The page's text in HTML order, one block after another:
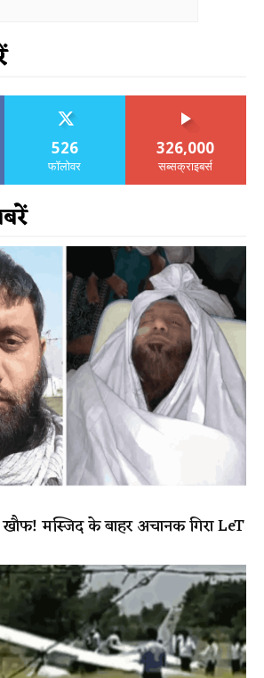
526
फॉलोवर
326,000
सब्सक्राइबर्स
मस्जिद के बाहर अचानक गिरा LeT